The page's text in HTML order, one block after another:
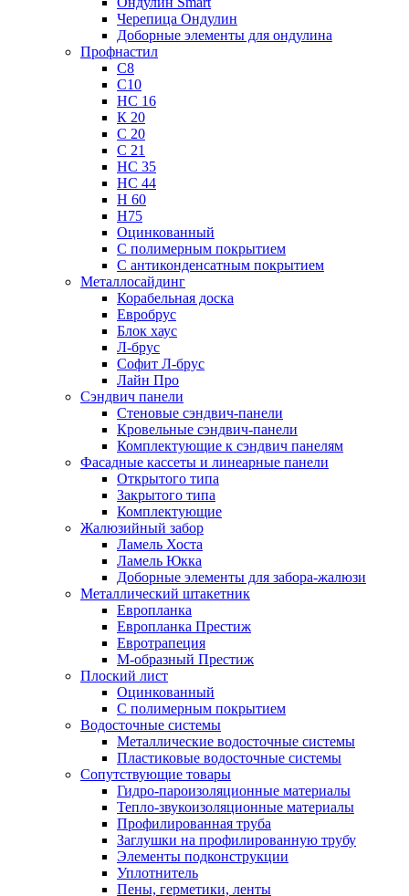
Черепица Ондулин
Доборные элементы для ондулина
Профнастил
С8
С10
НС 16
К 20
С 20
С 21
НС 35
НС 44
Н 60
Н75
Оцинкованный
С полимерным покрытием
С антиконденсатным покрытием
Металлосайдинг
Корабельная доска
Евробрус
Блок хаус
Л-брус
Софит Л-брус
Лайн Про
Сэндвич панели
Стеновые сэндвич-панели
Кровельные сэндвич-панели
Комплектующие к сэндвич панелям
Фасадные кассеты и линеарные панели
Открытого типа
Закрытого типа
Комплектующие
Жалюзийный забор
Ламель Хоста
Ламель Юкка
Доборные элементы для забора-жалюзи
Металлический штакетник
Европланка
Европланка Престиж
Евротрапеция
М-образный Престиж
Плоский лист
Оцинкованный
С полимерным покрытием
Водосточные системы
Металлические водосточные системы
Пластиковые водосточные системы
Сопутствующие товары
Гидро-пароизоляционные материалы
Тепло-звукоизоляционные материалы
Профилированная труба
Заглушки на профилированную трубу
Элементы подконструкции
Уплотнитель
Пены, герметики, ленты